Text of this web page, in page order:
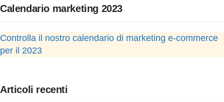
Calendario marketing 2023
Controlla il nostro calendario di marketing e-commerce
per il 2023
Articoli recenti